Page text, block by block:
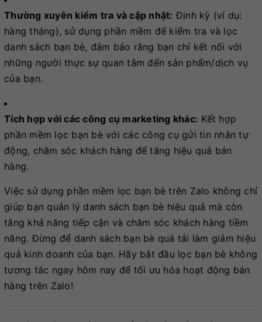
Thường xuyên kiểm tra và cập nhật: Định kỳ (ví dụ:
hàng tháng), sử dụng phần mềm để kiểm tra và lọc
danh sách bạn bè, đảm bảo rằng bạn chỉ kết nối với
những người thực sự quan tâm đến sản phẩm/dịch vụ
của bạn.
Tích hợp với các công cụ marketing khác: Kết hợp
phần mềm lọc bạn bè với các công cụ gửi tin nhắn tự
động, chăm sóc khách hàng để tăng hiệu quả bán
hàng.
Việc sử dụng phần mềm lọc bạn bè trên Zalo không chỉ
giúp bạn quản lý danh sách bạn bè hiệu quả mà còn
tăng khả năng tiếp cận và chăm sóc khách hàng tiềm
năng. Đừng để danh sách bạn bè quá tải làm giảm hiệu
quả kinh doanh của bạn. Hãy bắt đầu lọc bạn bè không
tương tác ngay hôm nay để tối ưu hóa hoạt động bán
hàng trên Zalo!